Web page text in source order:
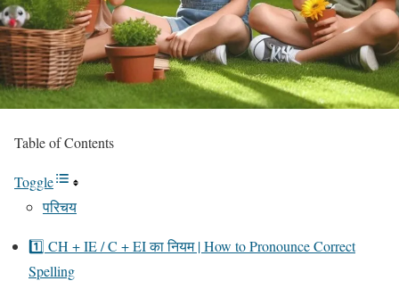
Table of Contents
Toggle
परिचय
1️⃣ CH + IE / C + EI का नियम | How to Pronounce Correct
Spelling